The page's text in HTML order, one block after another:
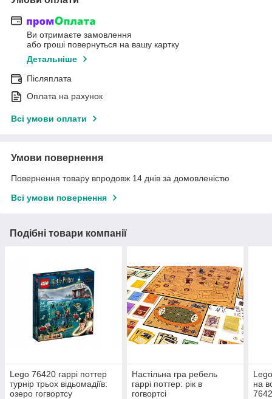
Ви отримаєте замовлення
або гроші повернуться на вашу картку
Детальніше
Післяплата
Оплата на рахунок
Всі умови оплати
Умови повернення
Повернення товару впродовж 14 днів за домовленістю
Всі умови повернення
Подібні товари компанії
Lego 76420 гаррі поттер
турнір трьох відьомадіїв:
озеро гогвортсу
Настільна гра ребель
гаррі поттер: рік в
гогвортсі
на